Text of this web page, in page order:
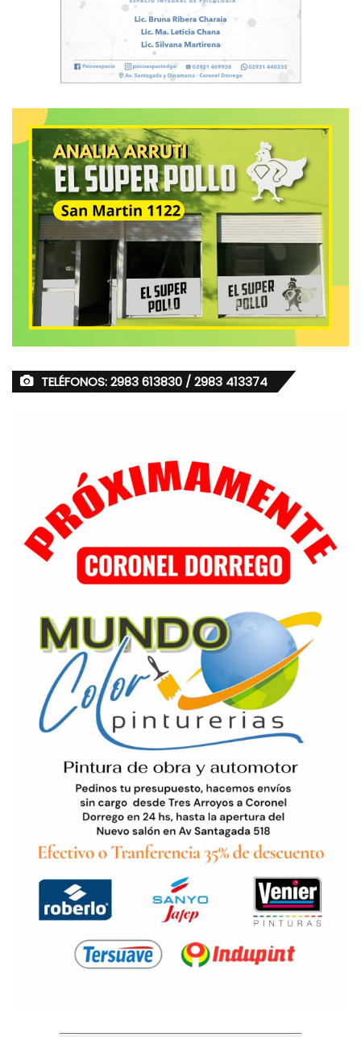
TELÉFONOS: 2983 613830 / 2983 413374